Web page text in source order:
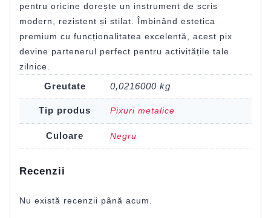
pentru oricine dorește un instrument de scris
modern, rezistent și stilat. Îmbinând estetica
premium cu funcționalitatea excelentă, acest pix
devine partenerul perfect pentru activitățile tale
zilnice.
Greutate 0,0216000 kg
Tip produs Pixuri metalice
Culoare Negru
Recenzii
Nu există recenzii până acum.